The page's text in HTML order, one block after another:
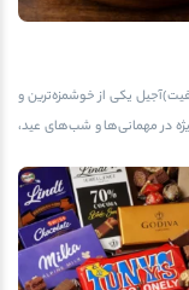
یکی از خوشمزه‌ترین و
در مهمانی‌ها و شب‌های عید،
تازگی آجیل تأثیر مستقیم بر
آجیل خوش‌عطر، سالم و
خرید مطمئن می‌توانید به
که تازگی و کیفیت محصولات،